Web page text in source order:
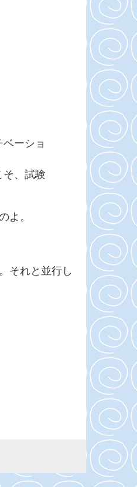
ーショ
そ、試験
よ。
それと並行し